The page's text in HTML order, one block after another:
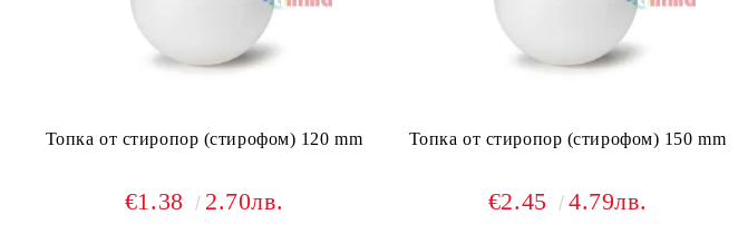
Топка от стиропор (стирофом) 120 mm
€1.38 2.70лв.
Топка от стиропор (стирофом) 150 mm
€2.45 4.79лв.